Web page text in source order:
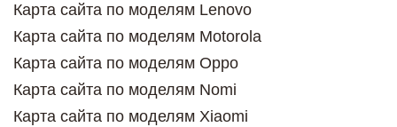
Карта сайта по моделям Lenovo
Карта сайта по моделям Motorola
Карта сайта по моделям Oppo
Карта сайта по моделям Nomi
Карта сайта по моделям Xiaomi